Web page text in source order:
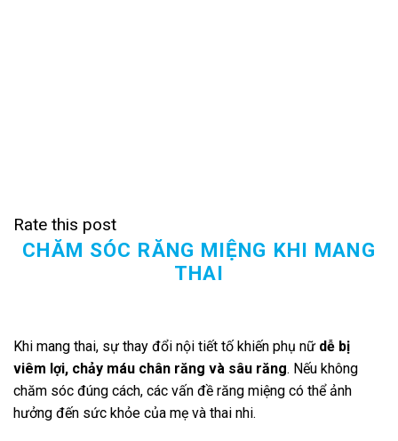
Rate this post
CHĂM SÓC RĂNG MIỆNG KHI MANG
THAI
Khi mang thai, sự thay đổi nội tiết tố khiến phụ nữ dễ bị
viêm lợi, chảy máu chân răng và sâu răng. Nếu không
chăm sóc đúng cách, các vấn đề răng miệng có thể ảnh
hưởng đến sức khỏe của mẹ và thai nhi.